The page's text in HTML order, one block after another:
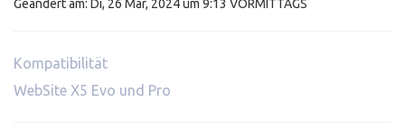
Geändert am: Di, 26 Mär, 2024 um 9:13 VORMITTAGS
Kompatibilität
WebSite X5 Evo und Pro